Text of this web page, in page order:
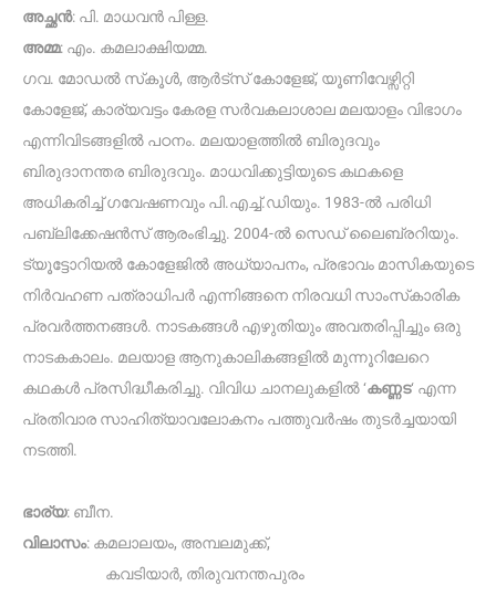
അച്ഛൻ: പി. മാധവൻ പിള്ള.
അമ്മ: എം. കമലാക്ഷിയമ്മ.
ഗവ. മോഡൽ സ്‌കൂൾ, ആർട്സ് കോളേജ്, യൂണിവേഴ്സിറ്റി
കോളേജ്, കാര്യവട്ടം കേരള സർവകലാശാല മലയാളം വിഭാഗം
എന്നിവിടങ്ങളിൽ പഠനം. മലയാളത്തിൽ ബിരുദവും
ബിരുദാനന്തര ബിരുദവും. മാധവിക്കുട്ടിയുടെ കഥകളെ
അധികരിച്ച് ഗവേഷണവും പി.എച്ച്.ഡിയും. 1983-ൽ പരിധി
പബ്ലിക്കേഷൻസ് ആരംഭിച്ചു. 2004-ൽ സെഡ് ലൈബ്രറിയും.
ട്യൂട്ടോറിയൽ കോളേജിൽ അധ്യാപനം, പ്രഭാവം മാസികയുടെ
നിർവഹണ പത്രാധിപർ എന്നിങ്ങനെ നിരവധി സാംസ്‌കാരിക
പ്രവർത്തനങ്ങൾ. നാടകങ്ങൾ എഴുതിയും അവതരിപ്പിച്ചും ഒരു
നാടകകാലം. മലയാള ആനുകാലികങ്ങളിൽ മുന്നൂറിലേറെ
കഥകൾ പ്രസിദ്ധീകരിച്ചു. വിവിധ ചാനലുകളിൽ ‘കണ്ണട‘ എന്ന
പ്രതിവാര സാഹിത്യാവലോകനം പത്തുവർഷം തുടർച്ചയായി
നടത്തി.
ഭാര്യ: ബീന.
വിലാസം: കമലാലയം, അമ്പലമുക്ക്,
കവടിയാർ, തിരുവനന്തപുരം